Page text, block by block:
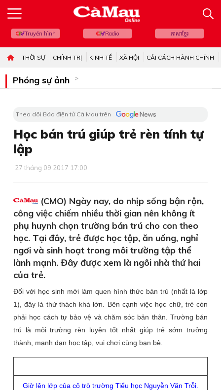
Truyền hình Radio ភាសាខ្មែរ
THỜI SỰ CHÍNH TRỊ KINH TẾ XÃ HỘI CẢI CÁCH HÀNH CHÍNH
Phóng sự ảnh
Theo dõi Báo điện tử Cà Mau trên
Học bán trú giúp trẻ rèn tính tự
lập
27 tháng 09 2017 17:00
(CMO) Ngày nay, do nhịp sống bận rộn,
công việc chiếm nhiều thời gian nên không ít
phụ huynh chọn trường bán trú cho con theo
học. Tại đây, trẻ được học tập, ăn uống, nghỉ
ngơi và sinh hoạt trong môi trường tập thể
lành mạnh. Đây được xem là ngôi nhà thứ hai
của trẻ.
Đối với học sinh mới làm quen hình thức bán trú (nhất là lớp
1), đây là thử thách khá lớn. Bên cạnh việc học chữ, trẻ còn
phải học cách tự bảo vệ và chăm sóc bản thân. Trường bán
trú là môi trường rèn luyện tốt nhất giúp trẻ sớm trưởng
thành, mạnh dạn học tập, vui chơi cùng bạn bè.
Giờ lên lớp của cô trò trường Tiểu học Nguyễn Văn Trỗi.